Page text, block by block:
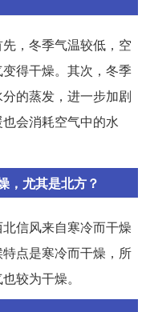
，冬季气温较低，空
得干燥。其次，冬季
的蒸发，进一步加剧
会消耗空气中的水
，尤其是北方？
信风来自寒冷而干燥
点是寒冷而干燥，所
较为干燥。